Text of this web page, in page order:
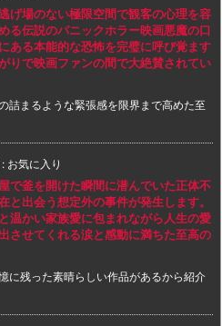
げ場のない極限空間で観客の心理を容
る伝説のパニックホラー映画悪魔の口
ある本能的な恐怖を完璧に呼び覚ます
りで映画ファンの間で大絶賛されてい
詰まるような緊張感を限界まで高めた至
: お気に入り
で釜を開けた瞬間に潜んでいた正体不
と出会う想定外の事件が発生します。
温かい家族愛に包まれながら人生の愛
させてくれる涙と感動に満ちた至高の
に残った素晴らしい作品があるから紹介